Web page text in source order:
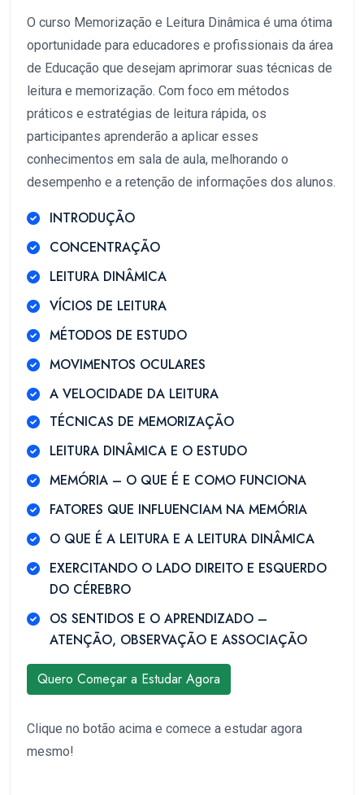
O curso Memorização e Leitura Dinâmica é uma ótima
oportunidade para educadores e profissionais da área
de Educação que desejam aprimorar suas técnicas de
leitura e memorização. Com foco em métodos
práticos e estratégias de leitura rápida, os
participantes aprenderão a aplicar esses
conhecimentos em sala de aula, melhorando o
desempenho e a retenção de informações dos alunos.
INTRODUÇÃO
CONCENTRAÇÃO
LEITURA DINÂMICA
VÍCIOS DE LEITURA
MÉTODOS DE ESTUDO
MOVIMENTOS OCULARES
A VELOCIDADE DA LEITURA
TÉCNICAS DE MEMORIZAÇÃO
LEITURA DINÂMICA E O ESTUDO
MEMÓRIA – O QUE É E COMO FUNCIONA
FATORES QUE INFLUENCIAM NA MEMÓRIA
O QUE É A LEITURA E A LEITURA DINÂMICA
EXERCITANDO O LADO DIREITO E ESQUERDO
DO CÉREBRO
OS SENTIDOS E O APRENDIZADO –
ATENÇÃO, OBSERVAÇÃO E ASSOCIAÇÃO
Quero Começar a Estudar Agora
Clique no botão acima e comece a estudar agora
mesmo!